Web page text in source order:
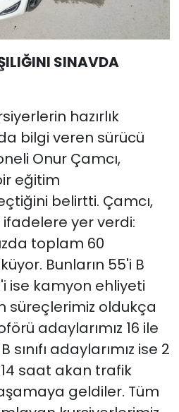
SINAVDA
hazırlık
bilgi veren sürücü
Onur Çamcı,
eğitim
belirtti. Çamcı,
ifadelere yer verdi:
toplam 60
Bunların 55'i B
ise kamyon ehliyeti
süreçlerimiz oldukça
adaylarımız 16 ile
adaylarımız ise 2
saat akan trafik
geldiler. Tüm